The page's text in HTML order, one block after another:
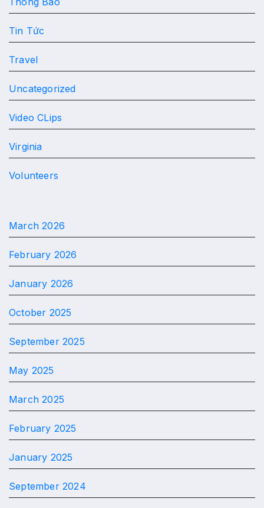
Tin Tức
Travel
Uncategorized
Video CLips
Virginia
Volunteers
March 2026
February 2026
January 2026
October 2025
September 2025
May 2025
March 2025
February 2025
January 2025
September 2024